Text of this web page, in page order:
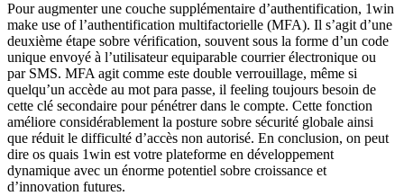
Pour augmenter une couche supplémentaire d’authentification, 1win
make use of l’authentification multifactorielle (MFA). Il s’agit d’une
deuxième étape sobre vérification, souvent sous la forme d’un code
unique envoyé à l’utilisateur equiparable courrier électronique ou
par SMS. MFA agit comme este double verrouillage, même si
quelqu’un accède au mot para passe, il feeling toujours besoin de
cette clé secondaire pour pénétrer dans le compte. Cette fonction
améliore considérablement la posture sobre sécurité globale ainsi
que réduit le difficulté d’accès non autorisé. En conclusion, on peut
dire os quais 1win est votre plateforme en développement
dynamique avec un énorme potentiel sobre croissance et
d’innovation futures.